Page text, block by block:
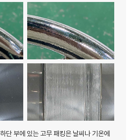
단 부에 있는 고무 패킹은 날씨나 기온에